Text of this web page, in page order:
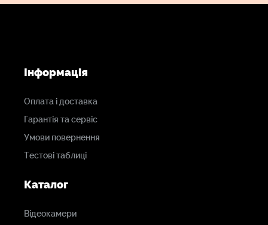
час зйомок.
варіантам підключення.
Інформація
Оплата і доставка
Гарантія та сервіс
Умови повернення
Тестові таблиці
Каталог
Відеокамери